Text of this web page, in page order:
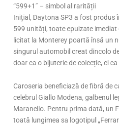
“599+1” – simbol al rarității
Inițial, Daytona SP3 a fost produs
599 unități, toate epuizate imediat
licitat la Monterey poartă însă un
singurul automobil creat dincolo
doar ca o bijuterie de colecție, ci
Caroseria beneficiază de fibră de
celebrul Giallo Modena, galbenul
Maranello. Pentru prima dată, un
toată lungimea sa logotipul